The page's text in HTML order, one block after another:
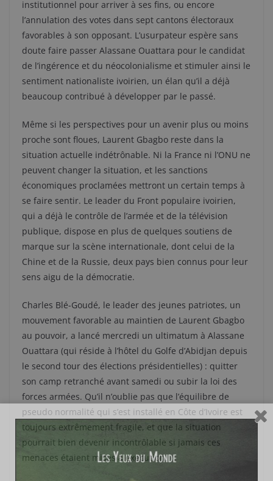
institutionnel pour arriver à ses fins, ou encore
l’annulation des votes dans sept cantons électoraux
favorables à son opposant. L’usurpateur espère sans
doute faire passer Alassane Ouattara pour le candidat
de l’ingérence et du néocolonialisme et stimuler ainsi le
sentiment nationaliste ivoirien, un élan qu’il a déjà
beaucoup contribué à développer par le passé.
Même si les perspectives pour un avenir plus ou moins
proche sont floues, Laurent Gbagbo reste dans la
situation actuelle indétrônable. Ni la France ni l’ONU ne
peuvent changer la situation, et les sanctions
économiques proclamées mettront un certain temps à
se faire sentir. Le leader du Front populaire ivoirien,
qui a déjà le contrôle de l’armée et de la télévision
publique, dispose en plus de quelques soutiens de
marque sur la scène internationale, dont celui de la
Chine et de la Russie, deux pays bien connus pour leur
sens aigu de la démocratie.
Charles Blé-Goudé, le leader des jeunes patriotes, un
mouvement favorable au maintien de Laurent Gbagbo
au pouvoir, a lancé mercredi un ultimatum à Alassane
Ouattara (qui réside à l’hôtel du Golfe d’Abidjan depuis
le second tour des élections présidentielles) : quitter
son camp retranché avant samedi ou subir la loi des
forces armées. Qu’il n’oublie pas que l’équilibre de
pseudo normalité qui s’est installé en Côte d’Ivoire est
toujours extrêmement fragile, et que la situation
pourrait bien devenir incontrôlable si jamais ces
menaces étaient mises à exécution.